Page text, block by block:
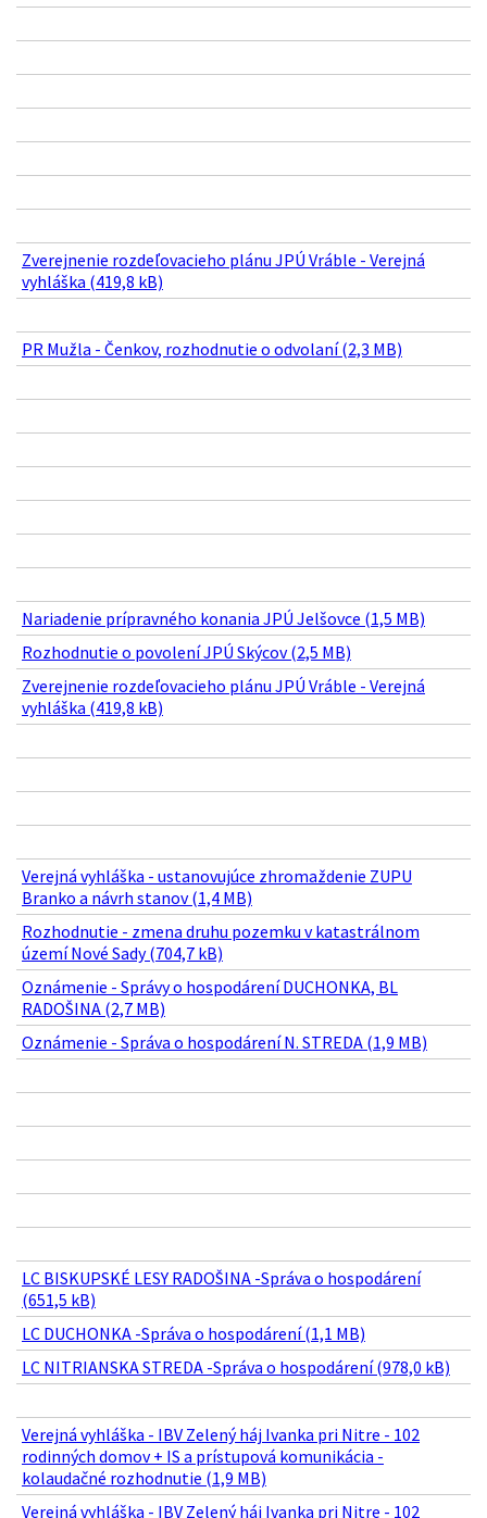
Zverejnenie rozdeľovacieho plánu JPÚ Vráble - Verejná
vyhláška (419,8 kB)
PR Mužla - Čenkov, rozhodnutie o odvolaní (2,3 MB)
Nariadenie prípravného konania JPÚ Jelšovce (1,5 MB)
Rozhodnutie o povolení JPÚ Skýcov (2,5 MB)
Zverejnenie rozdeľovacieho plánu JPÚ Vráble - Verejná
vyhláška (419,8 kB)
Verejná vyhláška - ustanovujúce zhromaždenie ZUPU
Branko a návrh stanov (1,4 MB)
Rozhodnutie - zmena druhu pozemku v katastrálnom
území Nové Sady (704,7 kB)
Oznámenie - Správy o hospodárení DUCHONKA, BL
RADOŠINA (2,7 MB)
Oznámenie - Správa o hospodárení N. STREDA (1,9 MB)
LC BISKUPSKÉ LESY RADOŠINA -Správa o hospodárení
(651,5 kB)
LC DUCHONKA -Správa o hospodárení (1,1 MB)
LC NITRIANSKA STREDA -Správa o hospodárení (978,0 kB)
Verejná vyhláška - IBV Zelený háj Ivanka pri Nitre - 102
rodinných domov + IS a prístupová komunikácia -
kolaudačné rozhodnutie (1,9 MB)
Verejná vyhláška - IBV Zelený háj Ivanka pri Nitre - 102